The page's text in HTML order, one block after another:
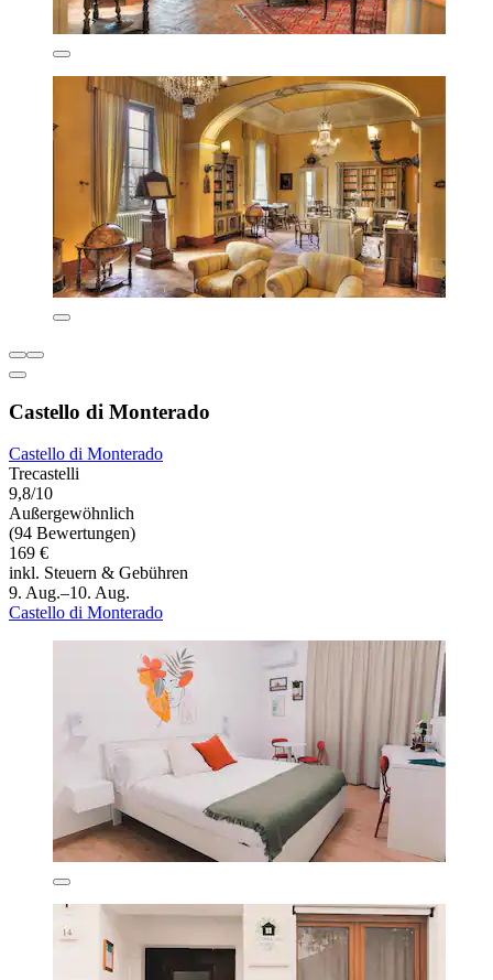
Castello di Monterado
Castello di Monterado
Trecastelli
9,8/10
Außergewöhnlich
(94 Bewertungen)
169 €
inkl. Steuern & Gebühren
9. Aug.–10. Aug.
Castello di Monterado